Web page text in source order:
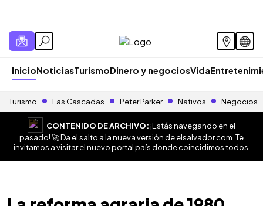
InicioNoticiasTurismoDinero y negociosVida
Turismo Las Cascadas Peter Parker Nativos Negocios
CONTENIDO DE ARCHIVO:¡Estás navegando en el
pasado! 🚀 Da el salto a la nueva versión deelsalvador.com . Te
invitamos a visitar el nuevo portal país donde coincidimos todos.